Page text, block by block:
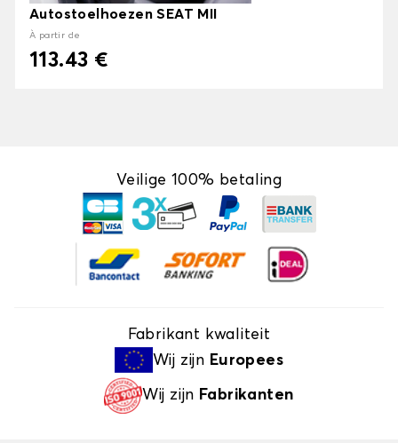
Autostoelhoezen SEAT MII
À partir de
113.43 €
Veilige 100% betaling
Fabrikant kwaliteit
Wij zijn Europees
Wij zijn Fabrikanten